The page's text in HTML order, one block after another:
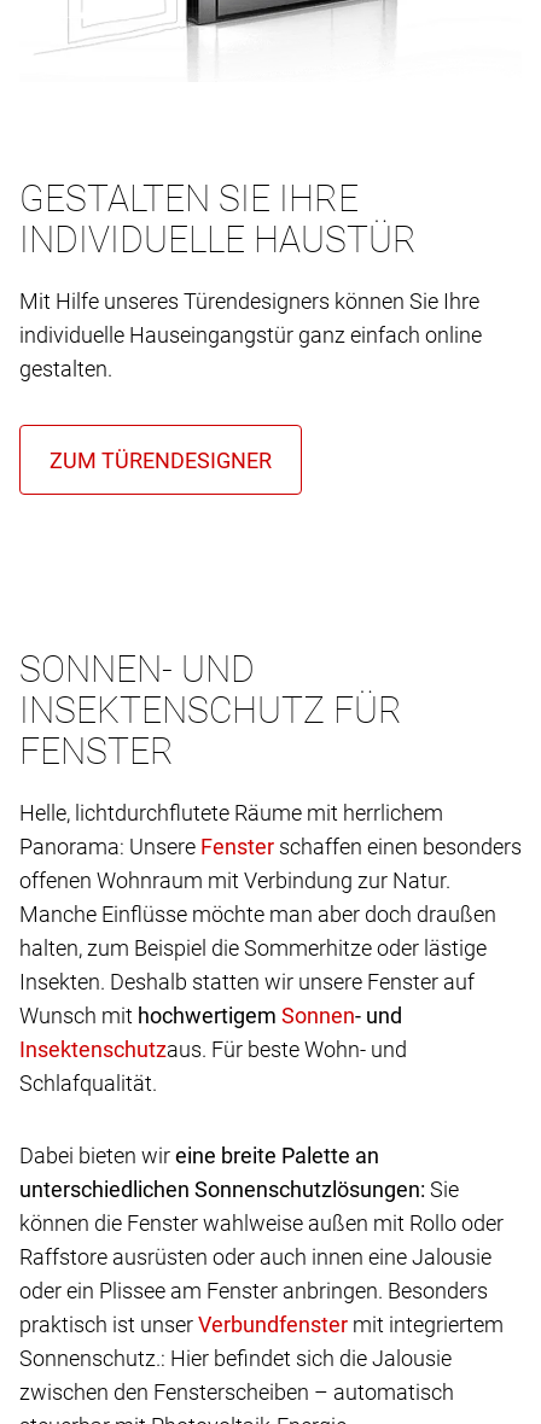
GESTALTEN SIE IHRE
INDIVIDUELLE HAUSTÜR
Mit Hilfe unseres Türendesigners können Sie Ihre
individuelle Hauseingangstür ganz einfach online
gestalten.
SONNEN- UND
INSEKTENSCHUTZ FÜR
FENSTER
Helle, lichtdurchflutete Räume mit herrlichem
Panorama: Unsere
schaffen einen besonders
offenen Wohnraum mit Verbindung zur Natur.
Manche Einflüsse möchte man aber doch draußen
halten, zum Beispiel die Sommerhitze oder lästige
Insekten. Deshalb statten wir unsere Fenster auf
Wunsch mit hochwertigem
- und
aus. Für beste Wohn- und
Schlafqualität.
Dabei bieten wireine breite Palette an
unterschiedlichen Sonnenschutzlösungen: Sie
können die Fenster wahlweise außen mit Rollo oder
Raffstore ausrüsten oder auch innen eine Jalousie
oder ein Plissee am Fenster anbringen. Besonders
praktisch ist unser
mit integriertem
Sonnenschutz.: Hier befindet sich die Jalousie
zwischen den Fensterscheiben – automatisch